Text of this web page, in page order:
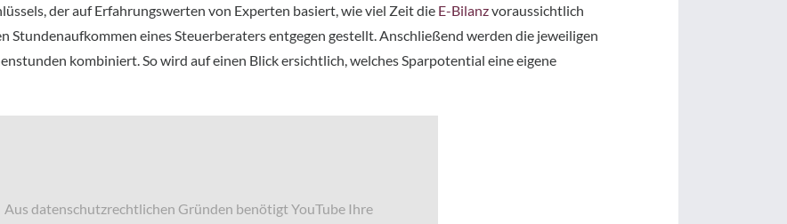
der auf Erfahrungswerten von Experten basiert, wie viel Zeit die E-Bilanzvoraussichtlich
Stundenaufkommen eines Steuerberaters entgegen gestellt. Anschließend werden die jeweiligen
kombiniert. So wird auf einen Blick ersichtlich, welches Sparpotential eine eigene
Aus datenschutzrechtlichen Gründen benötigt YouTube Ihre